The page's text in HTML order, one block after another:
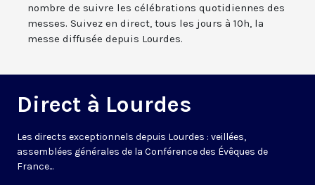
nombre de suivre les célébrations quotidiennes des
messes. Suivez en direct, tous les jours à 10h, la
messe diffusée depuis Lourdes.
Direct à Lourdes
Les directs exceptionnels depuis Lourdes : veillées,
assemblées générales de la Conférence des Évêques de
France...